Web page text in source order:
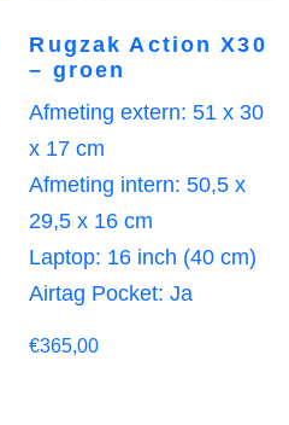
Rugzak Action X30
– groen
Afmeting extern: 51 x 30
x 17 cm
Afmeting intern: 50,5 x
29,5 x 16 cm
Laptop: 16 inch (40 cm)
Airtag Pocket: Ja
€365,00